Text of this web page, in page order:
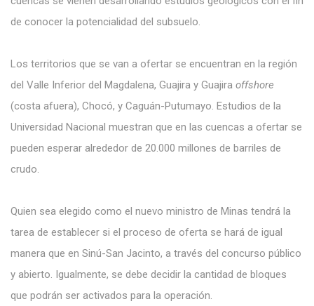
de conocer la potencialidad del subsuelo.
Los territorios que se van a ofertar se encuentran en la región
del Valle Inferior del Magdalena, Guajira y Guajira offshore
(costa afuera), Chocó, y Caguán-Putumayo. Estudios de la
Universidad Nacional muestran que en las cuencas a ofertar se
pueden esperar alrededor de 20.000 millones de barriles de
crudo.
Quien sea elegido como el nuevo ministro de Minas tendrá la
tarea de establecer si el proceso de oferta se hará de igual
manera que en Sinú-San Jacinto, a través del concurso público
y abierto. Igualmente, se debe decidir la cantidad de bloques
que podrán ser activados para la operación.